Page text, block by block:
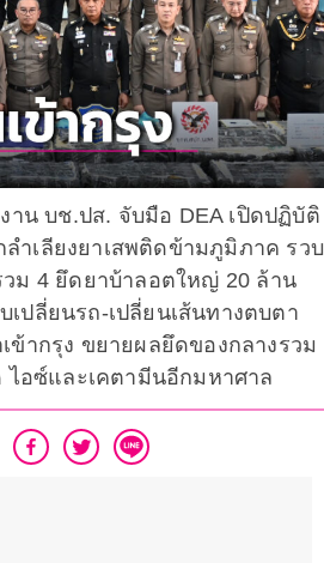
าน บช.ปส. จับมือ DEA เปิดปฏิบัติ
ำเลียงยาเสพติดข้ามภูมิภาค รวบ
ม 4 ยึดยาบ้าลอตใหญ่ 20 ล้าน
ปลี่ยนรถ-เปลี่ยนเส้นทางตบตา
ข้ากรุง ขยายผลยึดของกลางรวม
ไอซ์และเคตามีนอีกมหาศาล